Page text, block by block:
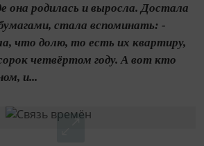
она родилась и выросла. Достала
стала вспоминать: -
что долю, то есть их квартиру,
четвёртом году. А вот кто
и...